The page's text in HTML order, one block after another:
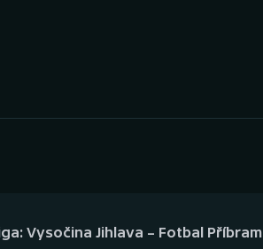
Vysočina Jihlava – Fotbal Příbram